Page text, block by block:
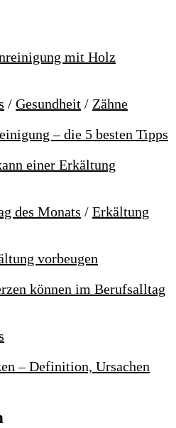
/ Gesundheit / Zähne
– die 5 besten Tipps
des Monats / Erkältung
vorbeugen
– Definition, Ursachen